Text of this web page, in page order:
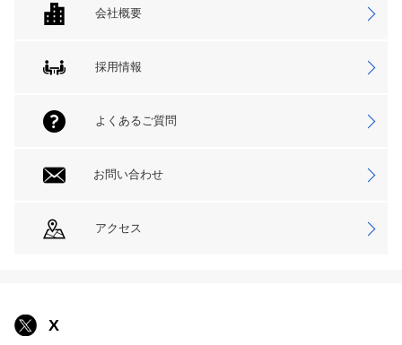
会社概要
採用情報
よくあるご質問
お問い合わせ
アクセス
X